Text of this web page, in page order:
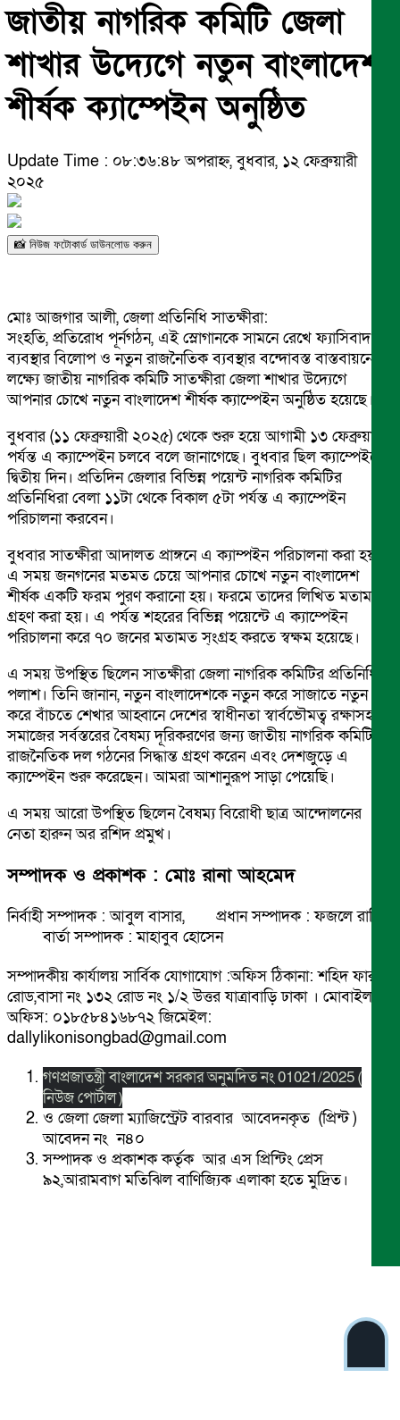
জাতীয় নাগরিক কমিটি জেলা
শাখার উদ্যেগে নতুন বাংলাদেশ
শীর্ষক ক্যাম্পেইন অনুষ্ঠিত
Update Time : ০৮:৩৬:৪৮ অপরাহ্ন, বুধবার, ১২ ফেব্রুয়ারী
২০২৫
📸 নিউজ ফটোকার্ড ডাউনলোড করুন
মোঃ আজগার আলী, জেলা প্রতিনিধি সাতক্ষীরা:
সংহতি, প্রতিরোধ পূর্নগঠন, এই স্লোগানকে সামনে রেখে ফ্যাসিবাদ
ব্যবস্থার বিলোপ ও নতুন রাজনৈতিক ব্যবস্থার বন্দোবস্ত বাস্তবায়নের
লক্ষ্যে জাতীয় নাগরিক কমিটি সাতক্ষীরা জেলা শাখার উদ্যেগে
আপনার চোখে নতুন বাংলাদেশ শীর্ষক ক্যাম্পেইন অনুষ্ঠিত হয়েছে।
বুধবার (১১ ফেব্রুয়ারী ২০২৫) থেকে শুরু হয়ে আগামী ১৩ ফেব্রুয়ারী
পর্যন্ত এ ক্যাম্পেইন চলবে বলে জানাগেছে। বুধবার ছিল ক্যাম্পেইনের
দ্বিতীয় দিন। প্রতিদিন জেলার বিভিন্ন পয়েন্ট নাগরিক কমিটির
প্রতিনিধিরা বেলা ১১টা থেকে বিকাল ৫টা পর্যন্ত এ ক্যাম্পেইন
পরিচালনা করবেন।
বুধবার সাতক্ষীরা আদালত প্রাঙ্গনে এ ক্যাম্পইন পরিচালনা করা হয়।
এ সময় জনগনের মতমত চেয়ে আপনার চোখে নতুন বাংলাদেশ
শীর্ষক একটি ফরম পুরণ করানো হয়। ফরমে তাদের লিখিত মতামত
গ্রহণ করা হয়। এ পর্যন্ত শহরের বিভিন্ন পয়েন্টে এ ক্যাম্পেইন
পরিচালনা করে ৭০ জনের মতামত স্ংগ্রহ করতে স্বক্ষম হয়েছে।
এ সময় উপস্থিত ছিলেন সাতক্ষীরা জেলা নাগরিক কমিটির প্রতিনিধি
পলাশ। তিনি জানান, নতুন বাংলাদেশকে নতুন করে সাজাতে নতুন
করে বাঁচতে শেখার আহ্বানে দেশের স্বাধীনতা স্বার্বভৌমত্ব রক্ষাসহ
সমাজের সর্বস্তরের বৈষম্য দূরিকরণের জন্য জাতীয় নাগরিক কমিটি
রাজনৈতিক দল গঠনের সিদ্ধান্ত গ্রহণ করেন এবং দেশজুড়ে এ
ক্যাম্পেইন শুরু করেছেন। আমরা আশানুরূপ সাড়া পেয়েছি।
এ সময় আরো উপস্থিত ছিলেন বৈষম্য বিরোধী ছাত্র আন্দোলনের
নেতা হারুন অর রশিদ প্রমুখ।
সম্পাদক ও প্রকাশক : মোঃ রানা আহমেদ
নির্বাহী সম্পাদক : আবুল বাসার, প্রধান সম্পাদক : ফজলে রাব্বি
বার্তা সম্পাদক : মাহাবুব হোসেন
সম্পাদকীয় কার্যালয় সার্বিক যোগাযোগ :অফিস ঠিকানা: শহিদ ফারুক
রোড,বাসা নং ১৩২ রোড নং ১/২ উত্তর যাত্রাবাড়ি ঢাকা । মোবাইল
অফিস: ০১৮৫৮৪১৬৮৭২ জিমেইল:
dallylikonisongbad@gmail.com
গণপ্রজাতন্ত্রী বাংলাদেশ সরকার অনুমদিত নং 01021/2025 (
নিউজ পোর্টাল )
ও জেলা জেলা ম্যাজিস্ট্রেট বারবার আবেদনকৃত (প্রিন্ট )
আবেদন নং ন৪০
সম্পাদক ও প্রকাশক কর্তৃক আর এস প্রিন্টিং প্রেস
৯২,আরামবাগ মতিঝিল বাণিজ্যিক এলাকা হতে মুদ্রিত।